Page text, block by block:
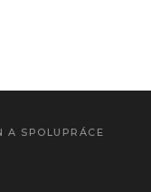
A SPOLUPRÁCE